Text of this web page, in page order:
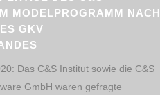
MODELPROGRAMM NACH
GKV
Das C&S Institut sowie die C&S
GmbH waren gefragte